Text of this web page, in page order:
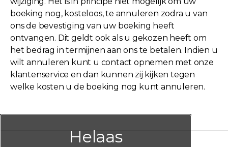
boeking nog, kosteloos, te annuleren zodra u van
ons de bevestiging van uw boeking heeft
ontvangen. Dit geldt ook als u gekozen heeft om
het bedrag in termijnen aan ons te betalen. Indien u
wilt annuleren kunt u contact opnemen met onze
klantenservice en dan kunnen zij kijken tegen
welke kosten u de boeking nog kunt annuleren.
Helaas